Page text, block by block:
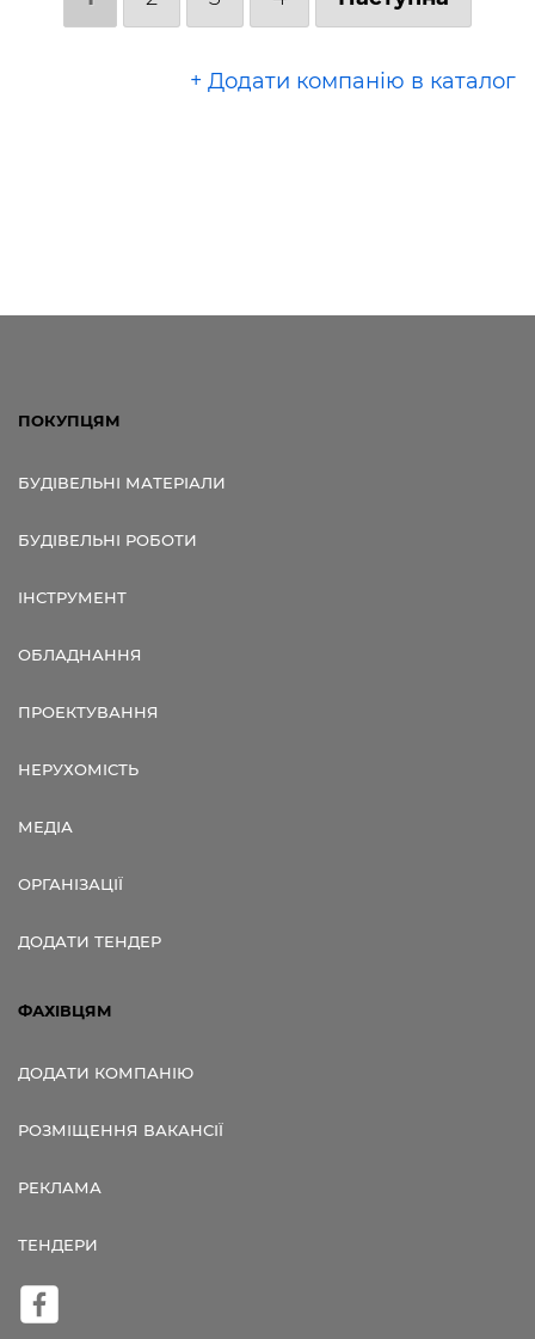
+ Додати компанію в каталог
ПОКУПЦЯМ
БУДІВЕЛЬНІ МАТЕРІАЛИ
БУДІВЕЛЬНІ РОБОТИ
ІНСТРУМЕНТ
ОБЛАДНАННЯ
ПРОЕКТУВАННЯ
НЕРУХОМІСТЬ
МЕДІА
ОРГАНІЗАЦІЇ
ДОДАТИ ТЕНДЕР
ФАХІВЦЯМ
ДОДАТИ КОМПАНІЮ
РОЗМІЩЕННЯ ВАКАНСІЇ
РЕКЛАМА
ТЕНДЕРИ